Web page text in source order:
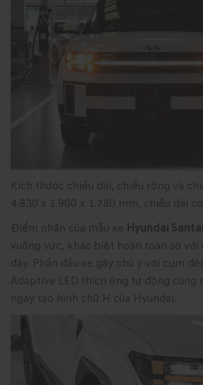
Kích thước chiều dài, chiều rộng và
4.830 x 1.900 x 1.780 mm, chiều dài
Điểm nhấn của mẫu xe Hyundai
vuông vức, khác biệt hoàn toàn so
đây. Phần đầu xe gây chú ý với cụm
Adaptive LED thích ứng tự động cùng
ngày tạo hình chữ H của Hyundai.